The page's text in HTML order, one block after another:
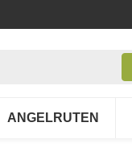
ANGELRUTEN